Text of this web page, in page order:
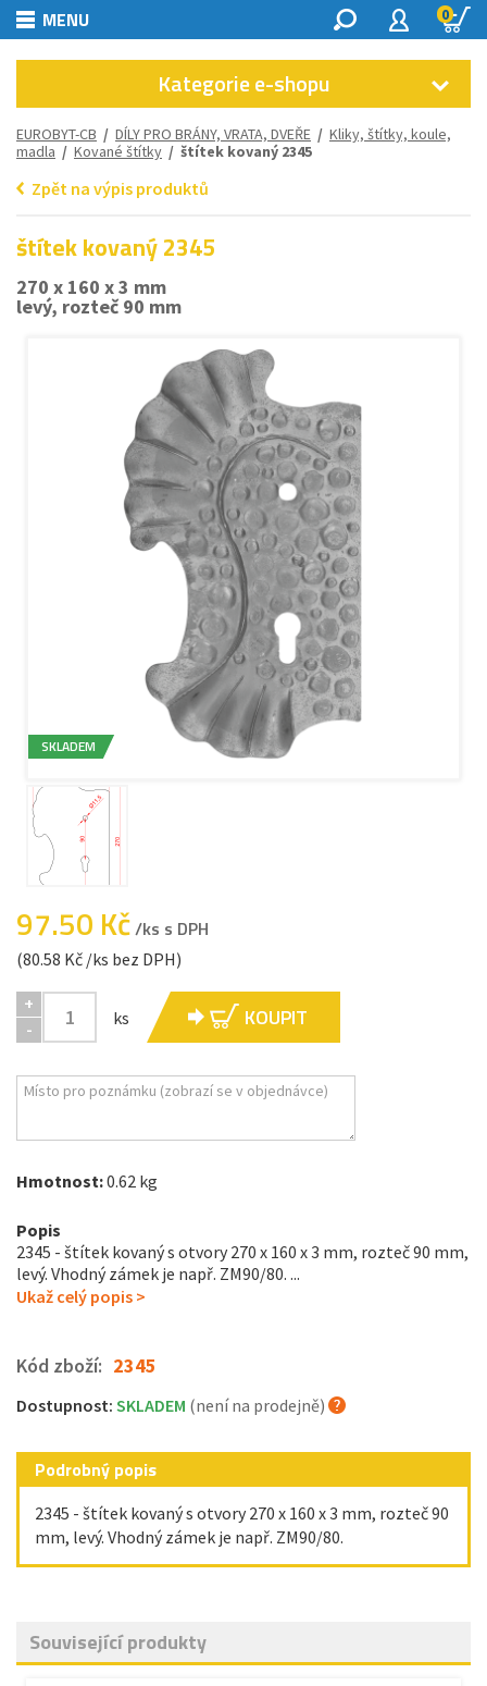
MENU 0
Kategorie e-shopu
EUROBYT-CB / DÍLY PRO BRÁNY, VRATA, DVEŘE / Kliky, štítky, koule,
madla / Kované štítky / štítek kovaný 2345
Zpět na výpis produktů
štítek kovaný 2345
270 x 160 x 3 mm
levý, rozteč 90 mm
SKLADEM
97.50 Kč/ks s DPH
(80.58 Kč /ks bez DPH)
+
-
ks KOUPIT
Hmotnost:0.62 kg
Popis
2345 - štítek kovaný s otvory 270 x 160 x 3 mm, rozteč 90 mm,
levý. Vhodný zámek je např. ZM90/80. ...
Ukaž celý popis >
Kód zboží: 2345
Dostupnost: SKLADEM (není na prodejně)
Podrobný popis
2345 - štítek kovaný s otvory 270 x 160 x 3 mm, rozteč 90
mm, levý. Vhodný zámek je např. ZM90/80.
Související produkty